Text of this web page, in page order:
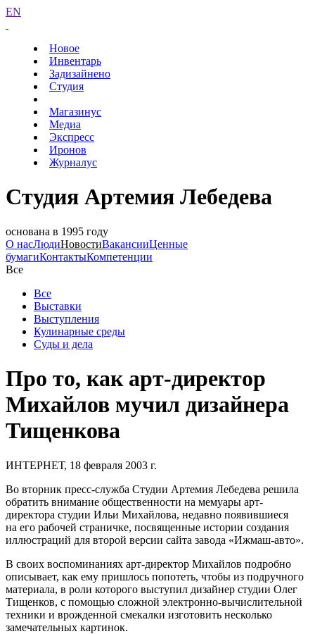
EN
Новое
Инвентарь
Задизайнено
Студия
Магазинус
Медиа
Экспресс
Иронов
Журналус
Студия Артемия Лебедева
основана в 1995 году
О насЛюдиНовостиВакансииЦенные
бумагиКонтактыКомпетенции
Все
Все
Выставки
Выступления
Кулинарные среды
Суды и дела
Про то, как арт-директор
Михайлов мучил дизайнера
Тищенкова
ИНТЕРНЕТ, 18 февраля 2003 г.
Во вторник пресс-служба Студии Артемия Лебедева решила
обратить внимание общественности на мемуары арт-
директора студии Ильи Михайлова, недавно появившиеся
на его рабочей страничке, посвященные истории создания
иллюстраций для второй версии сайта завода «Ижмаш-авто».
В своих воспоминаниях арт-директор Михайлов подробно
описывает, как ему пришлось попотеть, чтобы из подручного
материала, в роли которого выступил дизайнер студии Олег
Тищенков, с помощью сложной электронно-вычислительной
техники и врожденной смекалки изготовить несколько
замечательных картинок.